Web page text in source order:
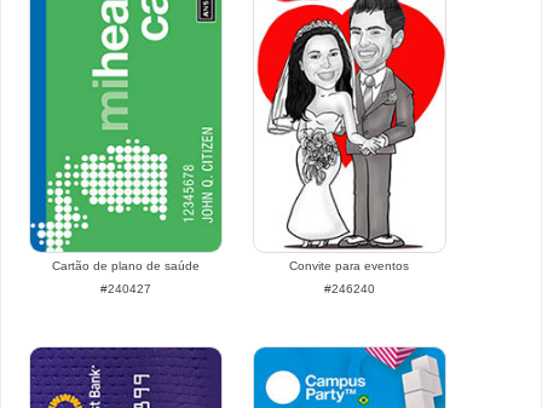
Cartão de plano de saúde
#240427
Convite para eventos
#246240